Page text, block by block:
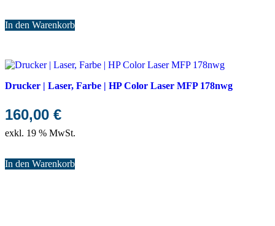
In den Warenkorb
Drucker | Laser, Farbe | HP Color Laser MFP 178nwg
160,00 €
exkl. 19 % MwSt.
In den Warenkorb